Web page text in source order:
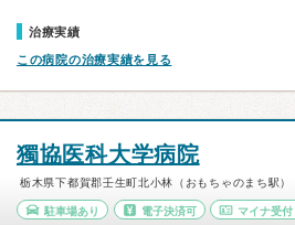
治療実績
この病院の治療実績を見る
獨協医科大学病院
栃木県下都賀郡壬生町北小林（おもちゃのまち駅）
駐車場あり 電子決済可 マイナ受付